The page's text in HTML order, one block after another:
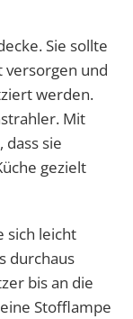
Sie sollte
versorgen und
werden.
Mit
sie
gezielt
sich leicht
durchaus
bis an die
Stofflampe